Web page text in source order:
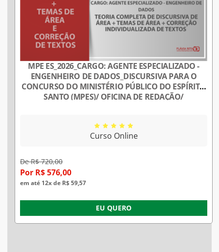
MPE ES_2026_CARGO: AGENTE ESPECIALIZADO -
ENGENHEIRO DE DADOS_DISCURSIVA PARA O
CONCURSO DO MINISTÉRIO PÚBLICO DO ESPÍRITO
SANTO (MPES)/ OFICINA DE REDAÇÃO/
Curso Online
De R$ 720,00
Por R$ 576,00
em até 12x de R$ 59,57
EU QUERO